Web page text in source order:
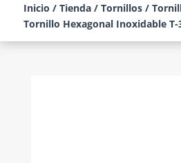
Inicio / Tienda/ Tornillos/
Tornillo Hexagonal Inoxidable T-